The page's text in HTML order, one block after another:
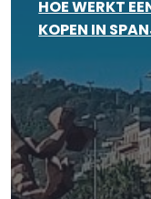
HOE WERKT
KOPEN IN